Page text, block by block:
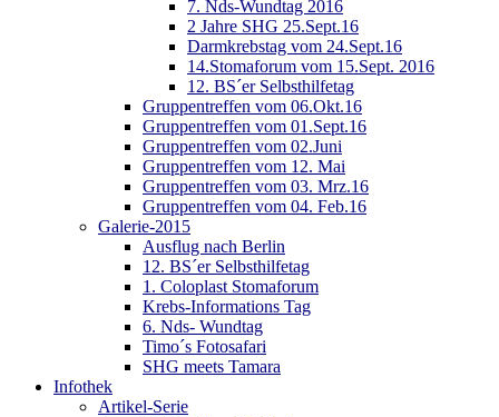
7. Nds-Wundtag 2016
2 Jahre SHG 25.Sept.16
Darmkrebstag vom 24.Sept.16
14.Stomaforum vom 15.Sept. 2016
12. BS´er Selbsthilfetag
Gruppentreffen vom 06.Okt.16
Gruppentreffen vom 01.Sept.16
Gruppentreffen vom 02.Juni
Gruppentreffen vom 12. Mai
Gruppentreffen vom 03. Mrz.16
Gruppentreffen vom 04. Feb.16
Galerie-2015
Ausflug nach Berlin
12. BS´er Selbsthilfetag
1. Coloplast Stomaforum
Krebs-Informations Tag
6. Nds- Wundtag
Timo´s Fotosafari
SHG meets Tamara
Infothek
Artikel-Serie